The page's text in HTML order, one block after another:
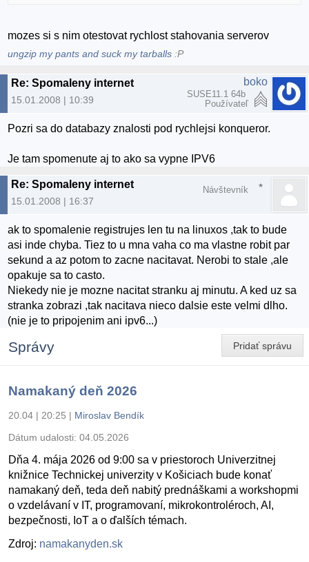
mozes si s nim otestovat rychlost stahovania serverov
ungzip my pants and suck my tarballs :P
Re: Spomaleny internet
15.01.2008 | 10:39
boko
SUSE11.1 64b
Používateľ
Pozri sa do databazy znalosti pod rychlejsi konqueror.
Je tam spomenute aj to ako sa vypne IPV6
Re: Spomaleny internet
15.01.2008 | 16:37
Návštevník
ak to spomalenie registrujes len tu na linuxos ,tak to bude
asi inde chyba. Tiez to u mna vaha co ma vlastne robit par
sekund a az potom to zacne nacitavat. Nerobi to stale ,ale
opakuje sa to casto.
Niekedy nie je mozne nacitat stranku aj minutu. A ked uz sa
stranka zobrazi ,tak nacitava nieco dalsie este velmi dlho.
(nie je to pripojenim ani ipv6...)
Pridať správu
Správy
Namakaný deň 2026
20.04 | 20:25 | Miroslav Bendík
Dátum udalosti: 04.05.2026
Dňa 4. mája 2026 od 9:00 sa v priestoroch Univerzitnej
knižnice Technickej univerzity v Košiciach bude konať
namakaný deň, teda deň nabitý prednáškami a workshopmi
o vzdelávaní v IT, programovaní, mikrokontroléroch, AI,
bezpečnosti, IoT a o ďalších témach.
Zdroj: namakanyden.sk